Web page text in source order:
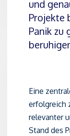
und
Projekte
Panik zu
Eine
erfolgreich
relevanter
Stand des